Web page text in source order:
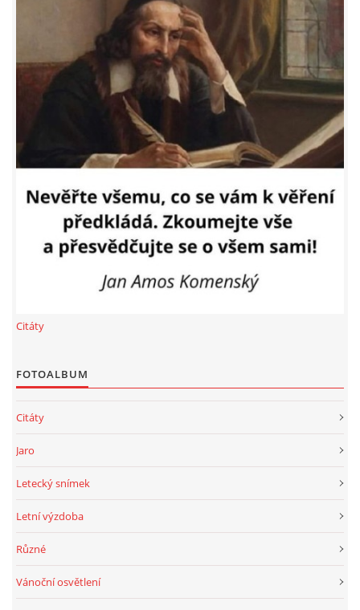
Citáty
FOTOALBUM
Citáty
Jaro
Letecký snímek
Letní výzdoba
Různé
Vánoční osvětlení